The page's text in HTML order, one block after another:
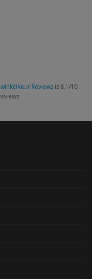
Reviews is 8.1/10